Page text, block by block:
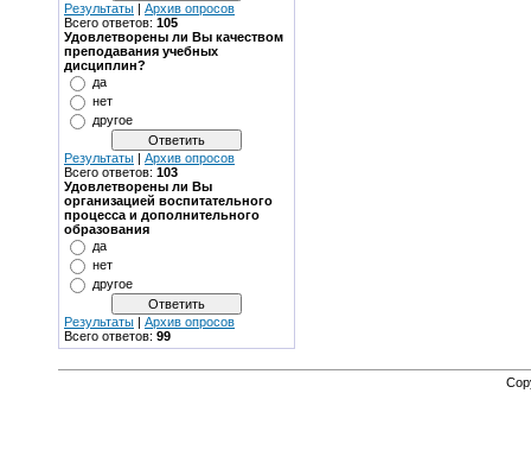
Результаты | Архив опросов
Всего ответов: 105
Удовлетворены ли Вы качеством
преподавания учебных
дисциплин?
да
нет
другое
Результаты | Архив опросов
Всего ответов: 103
Удовлетворены ли Вы
организацией воспитательного
процесса и дополнительного
образования
да
нет
другое
Результаты | Архив опросов
Всего ответов: 99